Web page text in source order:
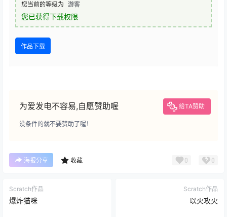
您当前的等级为 游客
您已获得下载权限
作品下载
为爱发电不容易,自愿赞助喔 给TA赞助
没条件的就不要赞助了喔！
海报分享 收藏 0 0
Scratch作品
爆炸猫咪
Scratch作品
以火攻火